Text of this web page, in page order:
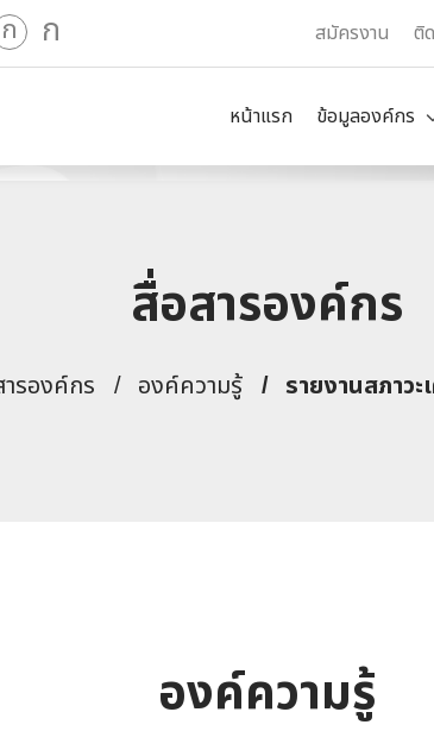
ก ก สมัครงาน ติ
หน้าแรก ข้อมูลองค์กร
สื่อสารองค์กร
รองค์กร องค์ความรู้ รายงานสภาว
องค์ความรู้